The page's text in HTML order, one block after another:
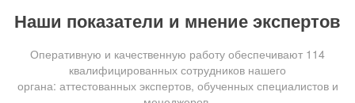
Наши показатели и мнение экспертов
Оперативную и качественную работу обеспечивают 114
квалифицированных сотрудников нашего
органа: аттестованных экспертов, обученных специалистов и